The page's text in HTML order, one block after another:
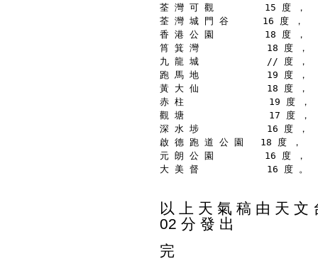
荃 灣 可 觀         15 度 ，
荃 灣 城 門 谷      16 度 ，
香 港 公 園         18 度 ，
筲 箕 灣            18 度 ，
九 龍 城            // 度 ，
跑 馬 地            19 度 ，
黃 大 仙            18 度 ，
赤 柱               19 度 ，
觀 塘               17 度 ，
深 水 埗            16 度 ，
啟 德 跑 道 公 園   18 度 ，
元 朗 公 園         16 度 ，
大 美 督            16 度 。
以 上 天 氣 稿 由 天 文
02 分 發 出
完